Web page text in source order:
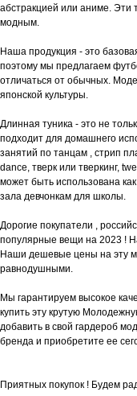
абстракцией или аниме. Эти
модным.
Наша продукция - это
поэтому мы предлагаем
отличаться от обычных.
японской культуры.
Длинная туника - это не
подходит для домашнего
занятий по танцам , стрип
dance, тверк или тверкинг,
может быть использована
зала девчонкам для школы.
Дорогие покупатели ,
популярные вещи на 2023 !
Наши дешевые цены на эту
равнодушными.
Мы гарантируем высокое
купить эту крутую
добавить в свой гардероб
бренда и приобретите ее
Приятных покупок ! Будем